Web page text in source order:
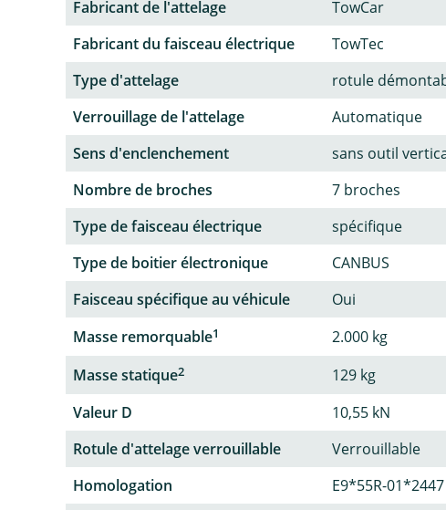
Fabricant de l'attelage
TowCar
Fabricant du faisceau électrique
TowTec
Type d'attelage
rotule
Verrouillage de l'attelage
Automatique
Sens d'enclenchement
sans outil
Nombre de broches
7 broches
Type de faisceau électrique
spécifique
Type de boitier électronique
CANBUS
Faisceau spécifique au véhicule
Oui
Masse remorquable1
2.000 kg
Masse statique2
129 kg
Valeur D
10,55 kN
Rotule d'attelage verrouillable
Verrouillable
Homologation
E9*55R-01*2447